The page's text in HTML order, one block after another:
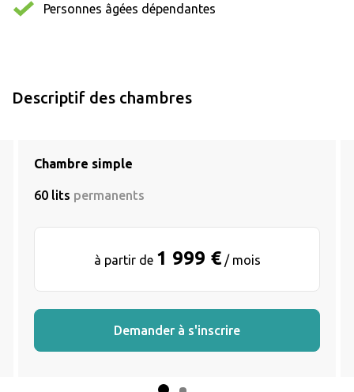
Personnes âgées dépendantes
Descriptif des chambres
Chambre simple
60 lits permanents
à partir de 1 999 €/ mois
Demander à s'inscrire